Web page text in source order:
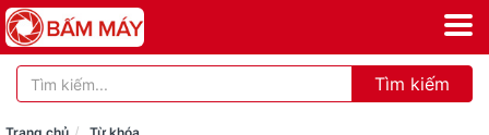
Tìm kiếm